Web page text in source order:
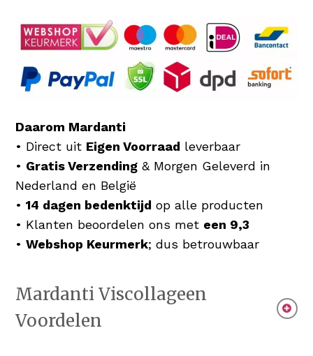
Daarom Mardanti
• Direct uit Eigen Voorraad leverbaar
• Gratis Verzending & Morgen Geleverd in
Nederland en België
•14 dagen bedenktijd op alle producten
• Klanten beoordelen ons met een 9,3
•Webshop Keurmerk; dus betrouwbaar
Mardanti Viscollageen
Voordelen